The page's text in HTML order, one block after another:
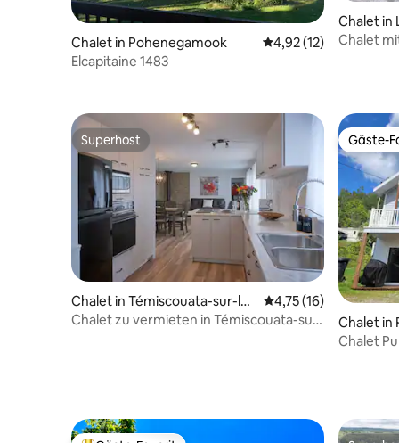
Chalet in Pohenegamook Durchschnittliche
4,92 (12)
Elcapitaine 1483
Chalet in
Chalet
Superhost
Superhost
Chalet in Témiscouata-sur-le-
Lac
Durchschnittliche
4,75 (16)
Chalet zu vermieten in Témiscouata-sur-
Gäste-
Gäste-
Chalet in
Chalet